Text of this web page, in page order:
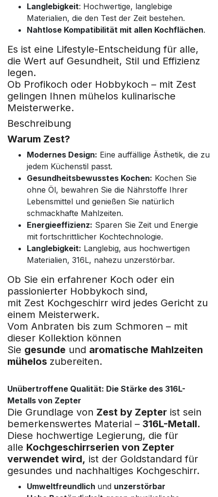
Langlebigkeit: Hochwertige, langlebige
Materialien, die den Test der Zeit bestehen.
Nahtlose Kompatibilität mit allen Kochflächen.
Es ist eine Lifestyle-Entscheidung für alle,
die Wert auf Gesundheit, Stil und Effizienz
legen.
Ob Profikoch oder Hobbykoch – mit Zest
gelingen Ihnen mühelos kulinarische
Meisterwerke.
Beschreibung
Warum Zest?
Modernes Design: Eine auffällige Ästhetik, die zu
jedem Küchenstil passt.
Gesundheitsbewusstes Kochen: Kochen Sie
ohne Öl, bewahren Sie die Nährstoffe Ihrer
Lebensmittel und genießen Sie natürlich
schmackhafte Mahlzeiten.
Energieeffizienz: Sparen Sie Zeit und Energie
mit fortschrittlicher Kochtechnologie.
Langlebigkeit: Langlebig, aus hochwertigen
Materialien, 316L, nahezu unzerstörbar.
Ob Sie ein erfahrener Koch oder ein
passionierter Hobbykoch sind,
mit Zest Kochgeschirr wird jedes Gericht zu
einem Meisterwerk.
Vom Anbraten bis zum Schmoren – mit
dieser Kollektion können
Sie gesunde und aromatische Mahlzeiten
mühelos zubereiten.
Unübertroffene Qualität: Die Stärke des 316L-
Metalls von Zepter
Die Grundlage von Zest by Zepter ist sein
bemerkenswertes Material – 316L-Metall.
Diese hochwertige Legierung, die für
alle Kochgeschirrserien von Zepter
verwendet wird, ist der Goldstandard für
gesundes und nachhaltiges Kochgeschirr.
Umweltfreundlich und unzerstörbar